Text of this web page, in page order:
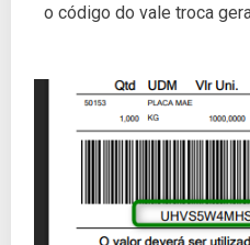
o código do vale troca